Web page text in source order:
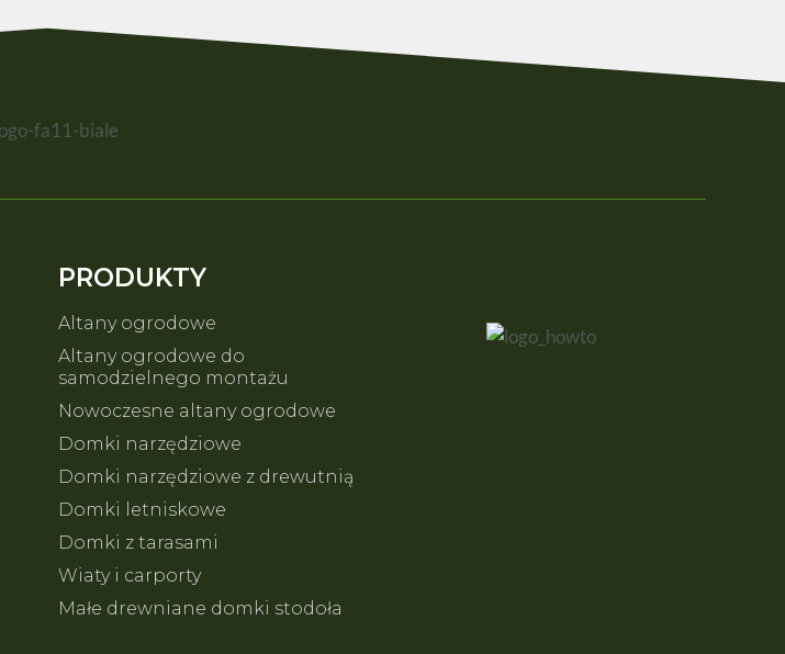
PRODUKTY
Altany ogrodowe
Altany ogrodowe do
samodzielnego montażu
Nowoczesne altany ogrodowe
Domki narzędziowe
Domki narzędziowe z drewutnią
Domki letniskowe
Domki z tarasami
Wiaty i carporty
Małe drewniane domki stodoła